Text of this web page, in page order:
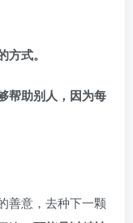
式。
帮助别人，因为每
善意，去种下一颗